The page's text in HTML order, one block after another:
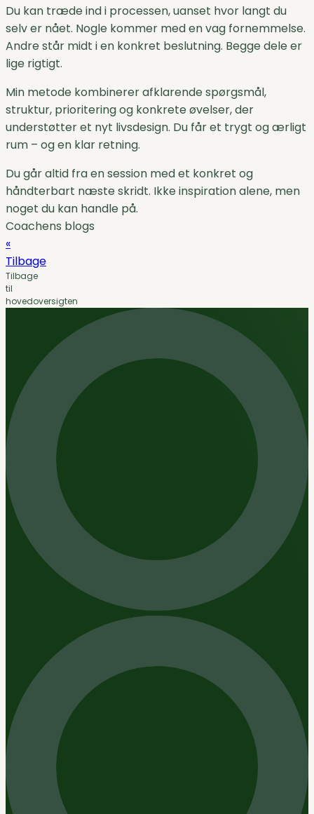
Du kan træde ind i processen, uanset hvor langt du
selv er nået. Nogle kommer med en vag fornemmelse.
Andre står midt i en konkret beslutning. Begge dele er
lige rigtigt.
Min metode kombinerer afklarende spørgsmål,
struktur, prioritering og konkrete øvelser, der
understøtter et nyt livsdesign. Du får et trygt og ærligt
rum – og en klar retning.
Du går altid fra en session med et konkret og
håndterbart næste skridt. Ikke inspiration alene, men
noget du kan handle på.
Coachens blogs
«
Tilbage
Tilbage
til
hovedoversigten